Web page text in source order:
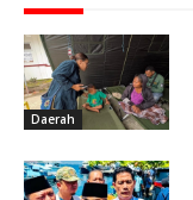
Daerah